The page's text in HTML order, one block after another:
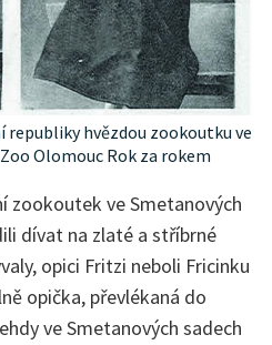
republiky hvězdou zookoutku ve
Olomouc Rok za rokem
zookoutek ve Smetanových
dívat na zlaté a stříbrné
opici Fritzi neboli Fricinku
opička, převlékaná do
ve Smetanových sadech